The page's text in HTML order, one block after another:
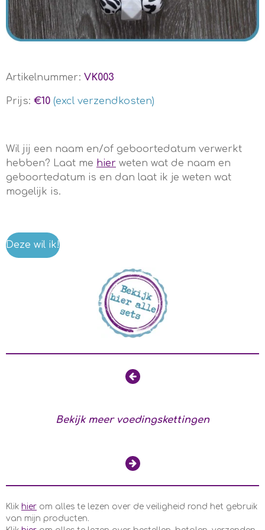
Artikelnummer: VK003
Prijs: €10 (excl verzendkosten)
Wil jij een naam en/of geboortedatum verwerkt
hebben? Laat me hier weten wat de naam en
geboortedatum is en dan laat ik je weten wat
mogelijk is.
Deze wil ik!
Bekijk meer voedingskettingen
Klik hier om alles te lezen over de veiligheid rond het gebruik
van mijn producten.